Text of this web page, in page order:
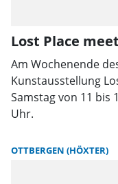
Lost Place
Am Wochenende
Kunstausstellung
Samstag von 11 bis
Uhr.
OTTBERGEN (HÖXTER)